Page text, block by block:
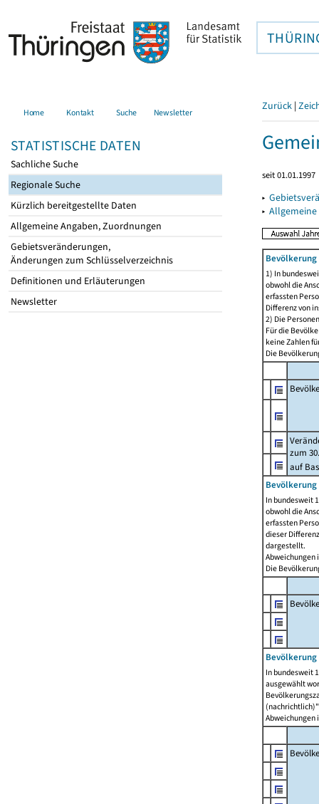
Home Kontakt Suche Newsletter
STATISTISCHE DATEN
Sachliche Suche
Regionale Suche
Kürzlich bereitgestellte Daten
Allgemeine Angaben, Zuordnungen
Gebietsveränderungen,
Änderungen zum Schlüsselverzeichnis
Definitionen und Erläuterungen
Newsletter
Zurück |
seit 01.01.1997
▸
▸
1) In
obwohl die
erfassten
Differenz von
2) Die
Für die
keine Zahlen
Die
zum
auf
Bevölkerung
In bundesweit
obwohl die
erfassten
dieser
dargestellt.
Abweichungen
Die
In bundesweit
ausgewählt
Abweichungen